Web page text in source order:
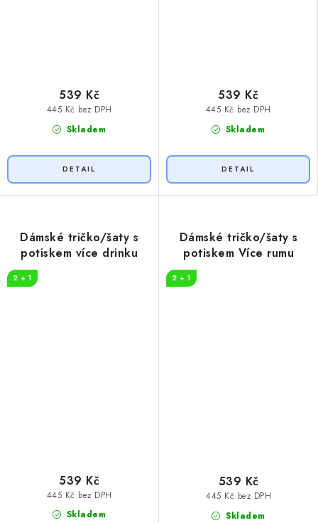
Skladem
445 Kč bez DPH
539 Kč
Skladem
445 Kč bez DPH
539 Kč
Dámské tričko/šaty s
potiskem více drinku
2 + 1
Skladem
445 Kč bez DPH
539 Kč
Dámské tričko/šaty s
potiskem Více rumu
2 + 1
Skladem
445 Kč bez DPH
539 Kč